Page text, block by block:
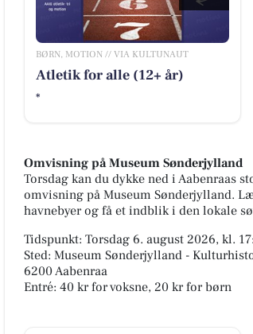
BØRN, MOTION // VIA KULTUNAUT
Atletik for alle (12+ år)
*
Omvisning på Museum Sønderjylland
Torsdag kan du dykke ned i Aabenraas
omvisning på Museum Sønderjylland.
havnebyer og få et indblik i den lokale
Tidspunkt: Torsdag 6. august 2026, kl.
Sted: Museum Sønderjylland -
6200 Aabenraa
Entré: 40 kr for voksne, 20 kr for børn